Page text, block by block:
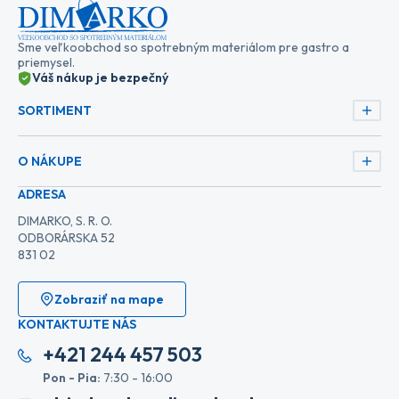
Sme veľkoobchod so spotrebným materiálom pre gastro a
priemysel.
Váš nákup je bezpečný
SORTIMENT
O NÁKUPE
ADRESA
DIMARKO, S. R. O.
ODBORÁRSKA 52
831 02
Zobraziť na mape
KONTAKTUJTE NÁS
+421 244 457 503
Pon - Pia: 7:30 - 16:00